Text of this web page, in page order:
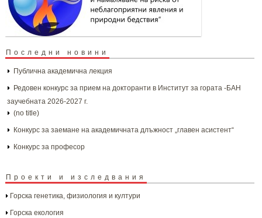
Последни новини
Публична академична лекция
Редовен конкурс за прием на докторанти в Институт за гората -БАН
заучебната 2026-2027 г.
(no title)
Конкурс за заемане на академичната длъжност „главен асистент“
Конкурс за професор
Проекти и изследвания
Горска генетика, физиология и култури
Горска екология